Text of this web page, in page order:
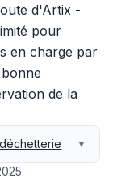
d'Artix -
pour
en charge par
de la
▼